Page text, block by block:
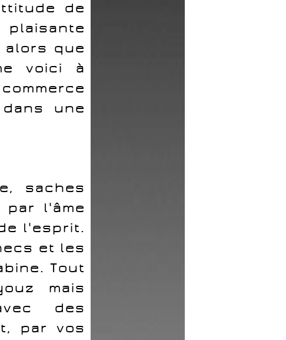
de
alors que
voici à
une
saches
l'âme
l'esprit.
et les
Tout
mais
des
par vos